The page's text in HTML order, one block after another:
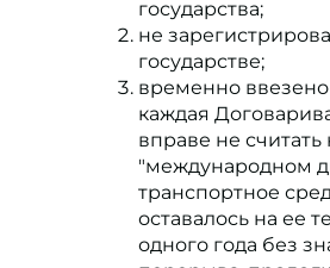
государства;
не
государстве;
временно ввезено
каждая
вправе не
"международном
транспортное
оставалось на ее
одного года без